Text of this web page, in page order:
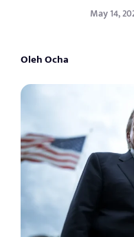
May 14,
Oleh Ocha